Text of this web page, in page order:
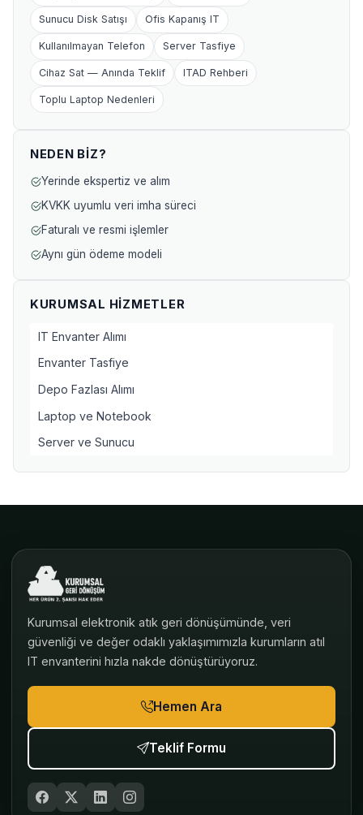
Sunucu Disk Satışı Ofis Kapanış IT
Kullanılmayan Telefon Server Tasfiye
Cihaz Sat — Anında Teklif ITAD Rehberi
Toplu Laptop Nedenleri
NEDEN BIZ?
Yerinde ekspertiz ve alım
KVKK uyumlu veri imha süreci
Faturalı ve resmi işlemler
Aynı gün ödeme modeli
KURUMSAL HIZMETLER
IT Envanter Alımı
Envanter Tasfiye
Depo Fazlası Alımı
Laptop ve Notebook
Server ve Sunucu
Kurumsal elektronik atık geri dönüşümünde, veri
güvenliği ve değer odaklı yaklaşımımızla kurumların atıl
IT envanterini hızla nakde dönüştürüyoruz.
Hemen Ara
Teklif Formu